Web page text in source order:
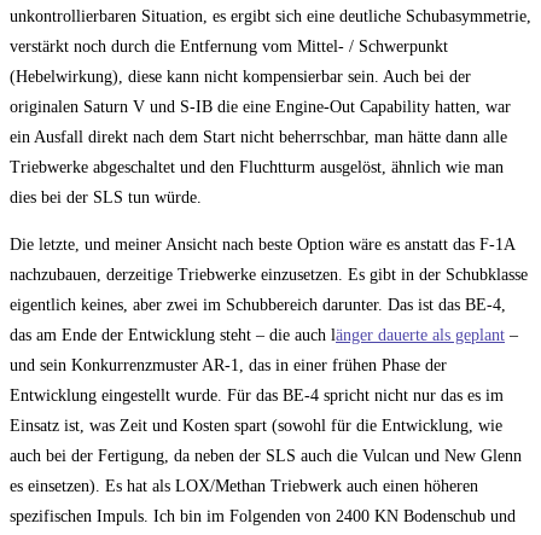
unkontrollierbaren Situation, es ergibt sich eine deutliche Schubasymmetrie,
verstärkt noch durch die Entfernung vom Mittel- / Schwerpunkt
(Hebelwirkung), diese kann nicht kompensierbar sein. Auch bei der
originalen Saturn V und S-IB die eine Engine-Out Capability hatten, war
ein Ausfall direkt nach dem Start nicht beherrschbar, man hätte dann alle
Triebwerke abgeschaltet und den Fluchtturm ausgelöst, ähnlich wie man
dies bei der SLS tun würde.
Die letzte, und meiner Ansicht nach beste Option wäre es anstatt das F-1A
nachzubauen, derzeitige Triebwerke einzusetzen. Es gibt in der Schubklasse
eigentlich keines, aber zwei im Schubbereich darunter. Das ist das BE-4,
das am Ende der Entwicklung steht – die auch länger dauerte als geplant –
und sein Konkurrenzmuster AR-1, das in einer frühen Phase der
Entwicklung eingestellt wurde. Für das BE-4 spricht nicht nur das es im
Einsatz ist, was Zeit und Kosten spart (sowohl für die Entwicklung, wie
auch bei der Fertigung, da neben der SLS auch die Vulcan und New Glenn
es einsetzen). Es hat als LOX/Methan Triebwerk auch einen höheren
spezifischen Impuls. Ich bin im Folgenden von 2400 KN Bodenschub und